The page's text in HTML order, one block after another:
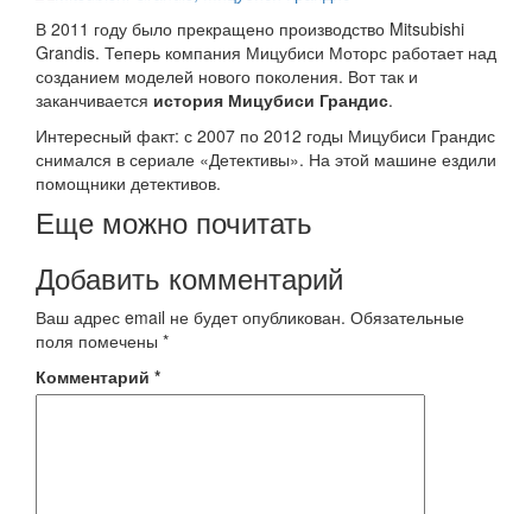
В 2011 году было прекращено производство Mitsubishi
Grandis. Теперь компания Мицубиси Моторс работает над
созданием моделей нового поколения. Вот так и
заканчивается история Мицубиси Грандис.
Интересный факт: с 2007 по 2012 годы Мицубиси Грандис
снимался в сериале «Детективы». На этой машине ездили
помощники детективов.
Еще можно почитать
Добавить комментарий
Ваш адрес email не будет опубликован. Обязательные
поля помечены *
Комментарий *